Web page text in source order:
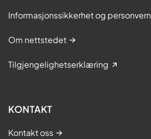
Informasjonssikkerhet og personvern
Om nettstedet
Tilgjengelighetserklæring
KONTAKT
Kontakt oss